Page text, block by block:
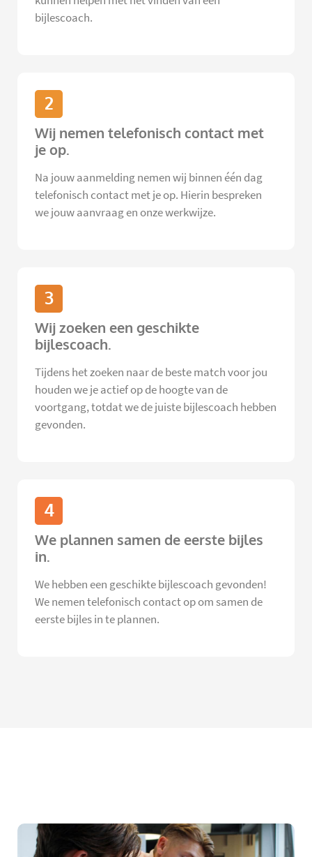
bijlescoach.
2
Wij nemen telefonisch contact met
je op.
Na jouw aanmelding nemen wij binnen één dag
telefonisch contact met je op. Hierin bespreken
we jouw aanvraag en onze werkwijze.
3
Wij zoeken een geschikte
bijlescoach.
Tijdens het zoeken naar de beste match voor jou
houden we je actief op de hoogte van de
voortgang, totdat we de juiste bijlescoach hebben
gevonden.
4
We plannen samen de eerste bijles
in.
We hebben een geschikte bijlescoach gevonden!
We nemen telefonisch contact op om samen de
eerste bijles in te plannen.